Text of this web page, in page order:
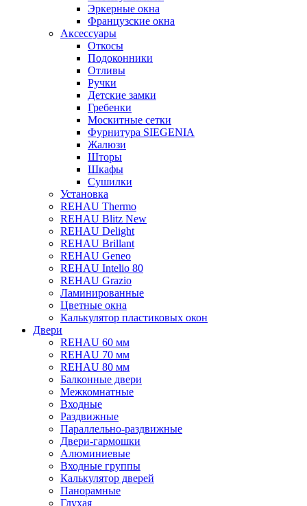
Эркерные окна
Французские окна
Аксессуары
Откосы
Подоконники
Отливы
Ручки
Детские замки
Гребенки
Москитные сетки
Фурнитура SIEGENIA
Жалюзи
Шторы
Шкафы
Сушилки
Установка
REHAU Thermo
REHAU Blitz New
REHAU Delight
REHAU Brillant
REHAU Geneo
REHAU Intelio 80
REHAU Grazio
Ламинированные
Цветные окна
Калькулятор пластиковых окон
Двери
REHAU 60 мм
REHAU 70 мм
REHAU 80 мм
Балконные двери
Межкомнатные
Входные
Раздвижные
Параллельно-раздвижные
Двери-гармошки
Алюминиевые
Входные группы
Калькулятор дверей
Панорамные
Глухая